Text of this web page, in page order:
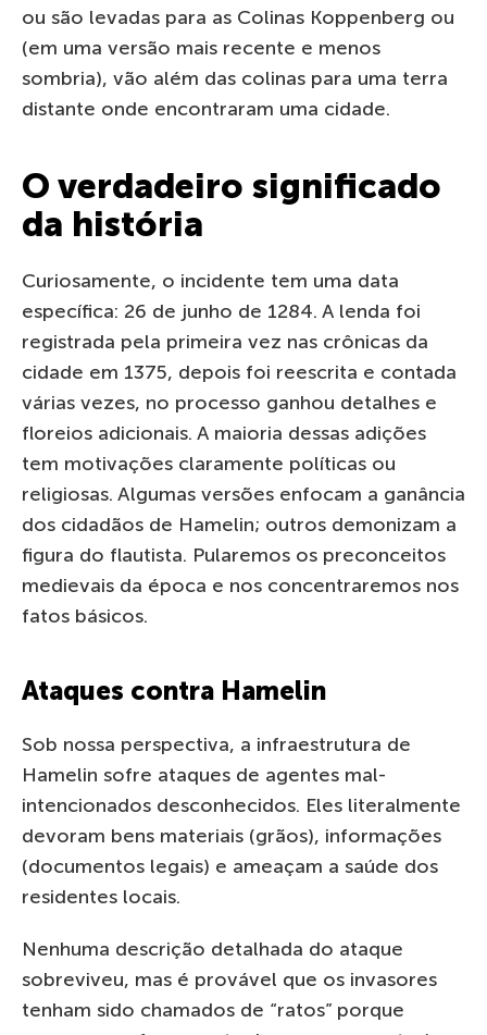
ou são levadas para as Colinas Koppenberg ou
(em uma versão mais recente e menos
sombria), vão além das colinas para uma terra
distante onde encontraram uma cidade.
O verdadeiro significado
da história
Curiosamente, o incidente tem uma data
específica: 26 de junho de 1284. A lenda foi
registrada pela primeira vez nas crônicas da
cidade em 1375, depois foi reescrita e contada
várias vezes, no processo ganhou detalhes e
floreios adicionais. A maioria dessas adições
tem motivações claramente políticas ou
religiosas. Algumas versões enfocam a ganância
dos cidadãos de Hamelin; outros demonizam a
figura do flautista. Pularemos os preconceitos
medievais da época e nos concentraremos nos
fatos básicos.
Ataques contra Hamelin
Sob nossa perspectiva, a infraestrutura de
Hamelin sofre ataques de agentes mal-
intencionados desconhecidos. Eles literalmente
devoram bens materiais (grãos), informações
(documentos legais) e ameaçam a saúde dos
residentes locais.
Nenhuma descrição detalhada do ataque
sobreviveu, mas é provável que os invasores
tenham sido chamados de “ratos” porque